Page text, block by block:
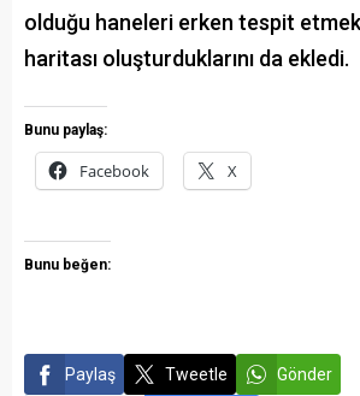
olduğu haneleri erken tespit
haritası oluşturduklarını da ekledi.
Bunu paylaş:
Facebook X
Bunu beğen:
Paylaş Tweetle Gönder